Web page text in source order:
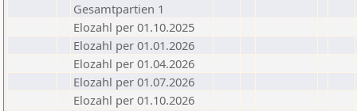
Gesamtpartien 1
Elozahl per 01.10.2025
Elozahl per 01.01.2026
Elozahl per 01.04.2026
Elozahl per 01.07.2026
Elozahl per 01.10.2026